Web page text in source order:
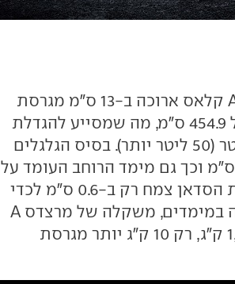
גרסת הסדאן של מרצדס A קלאס ארוכה ב-13 ס"מ מגרסת
ההאצ'בק ואורכה עומד על 454.9 ס"מ, מה שמסייע להגדלת
נפח תא המטען ל-420 ליטר (50 ליטר יותר). בסיס הגלגלים
נותר זהה ועומד על 272.9 ס"מ וכך גם מימד הרוחב העומד על
179.6 ס"מ. גובהה של גרסת הסדאן צמח רק ב-0.6 ס"מ לכדי
144.6 ס"מ. למרות הצמיחה במימדים, משקלה של מרצדס A
קלאס סדאן עומד על 1,385 ק"ג, רק 10 ק"ג יותר מגרסת